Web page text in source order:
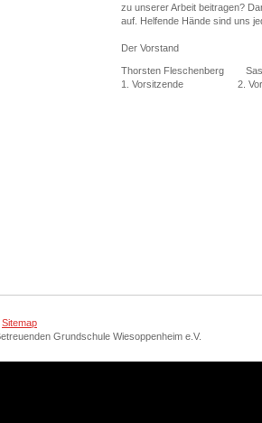
zu unserer Arbeit beitragen?
auf. Helfende Hände sind uns
Der Vorstand
Thorsten Fleschenberg
1. Vorsitzende 2.
Sitemap
Grundschule Wiesoppenheim e.V.